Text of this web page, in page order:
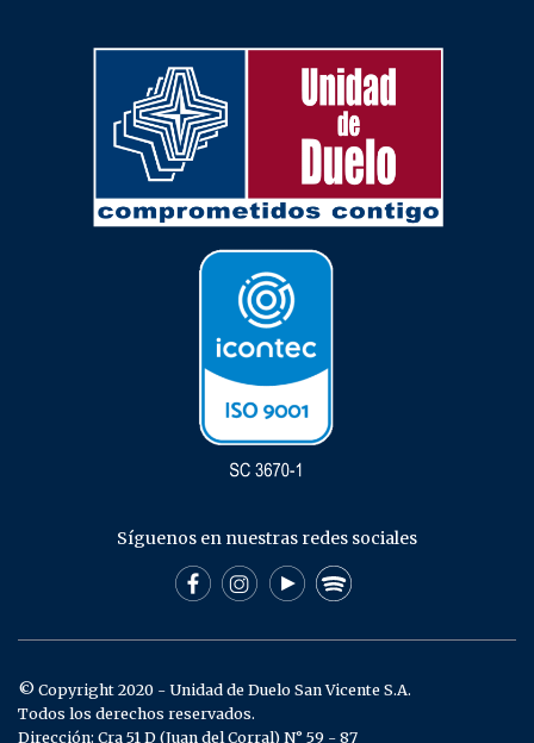
Síguenos en nuestras redes sociales
© Copyright 2020 - Unidad de Duelo San Vicente S.A.
Todos los derechos reservados.
Dirección: Cra 51 D (Juan del Corral) N° 59 - 87